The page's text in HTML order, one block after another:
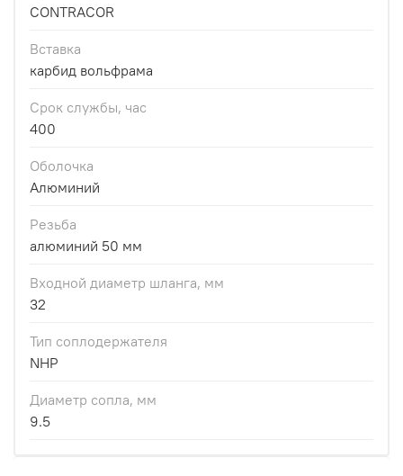
CONTRACOR
Вставка
карбид вольфрама
Срок службы, час
400
Оболочка
Алюминий
Резьба
алюминий 50 мм
Входной диаметр шланга, мм
32
Тип соплодержателя
NHP
Диаметр сопла, мм
9.5